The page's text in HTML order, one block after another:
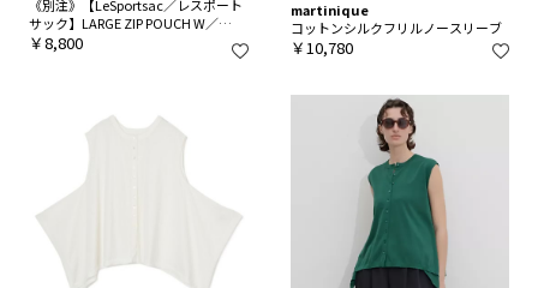
《別注》【LeSportsac／レスポート
サック】LARGE ZIP POUCH W／
CHARM
￥8,800
martinique
コットンシルクフリルノースリーブ
￥10,780